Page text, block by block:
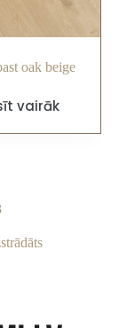
oak beige
vairāk